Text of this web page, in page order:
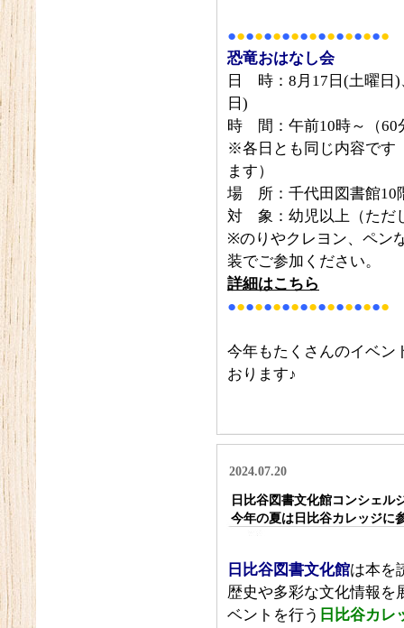
●●●●●●●●●●●●●●●●●●
恐竜おはなし会
日 時：8月17日(土曜日)
日)
時 間：午前10時～（60
※各日とも同じ内容です
ます）
場 所：千代田図書館10
対 象：幼児以上（ただ
※のりやクレヨン、ペン
装でご参加ください。
詳細はこちら
●●●●●●●●●●●●●●●●●●
今年もたくさんのイベン
おります♪
2024.07.20
日比谷図書文化館コンシェル
今年の夏は日比谷カレッジに
日比谷図書文化館は本を
歴史や多彩な文化情報を
ベントを行う 日比谷カレ